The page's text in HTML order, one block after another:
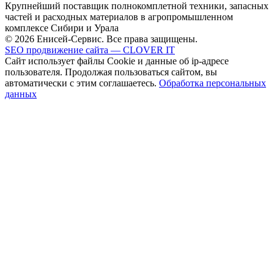
Крупнейший поставщик полнокомплетной техники, запасных
частей и расходных материалов в агропромышленном
комплексе Сибири и Урала
© 2026 Енисей-Сервис. Все права защищены.
SEO продвижение сайта — CLOVER IT
Сайт использует файлы Cookie и данные об ip-адресе
пользователя. Продолжая пользоваться сайтом, вы
автоматически с этим соглашаетесь. Обработка персональных
данных